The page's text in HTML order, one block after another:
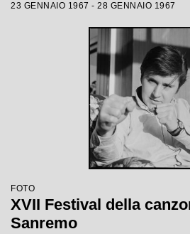
23 GENNAIO 1967 - 28 GENNAIO 1967
FOTO
XVII Festival della
Sanremo